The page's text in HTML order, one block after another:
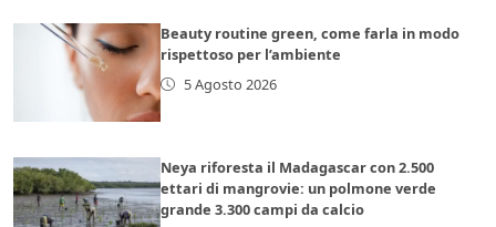
Beauty routine green, come farla in modo
rispettoso per l’ambiente
5 Agosto 2026
Neya riforesta il Madagascar con 2.500
ettari di mangrovie: un polmone verde
grande 3.300 campi da calcio